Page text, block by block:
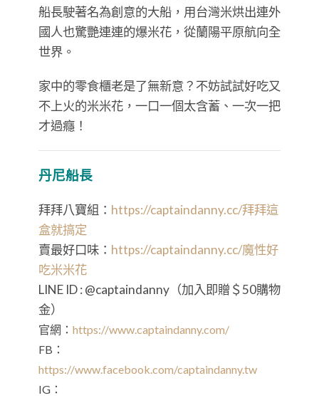
船長駛著名為創意的大船，用台灣米烘出連外
國人也驚艷連連的爆米花，從蘭陽平原航向全
世界。
家中的零食櫃老是了無新意？不妨試試好吃又
不上火的米米花，一口一個太含蓄、一次一把
才過癮！
丹尼船長
拜拜八寶組： https://captaindanny.cc/拜拜這
盒就搞定
賣最好口味： https://captaindanny.cc/魔性好
吃米米花
LINE ID : @captaindanny（加入即贈＄50購物
金）
官網： https://www.captaindanny.com/
FB：
https://www.facebook.com/captaindanny.tw
IG：